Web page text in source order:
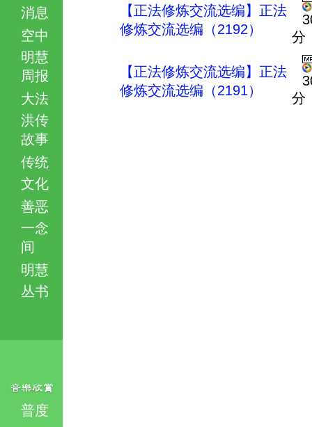
消息
空中
明慧
周报
大法
洪传
故事
传统
文化
善恶
一念
间
明慧
丛书
普度
【正法修炼交流选编】正法
修炼交流选编（2192）
分
【正法修炼交流选编】正法
修炼交流选编（2191）
分